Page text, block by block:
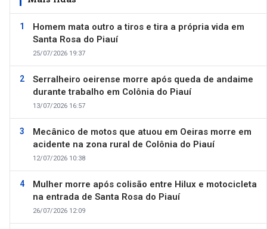
Homem mata outro a tiros e tira a própria vida em
Santa Rosa do Piauí
25/07/2026 19:37
Serralheiro oeirense morre após queda de andaime
durante trabalho em Colônia do Piauí
13/07/2026 16:57
Mecânico de motos que atuou em Oeiras morre em
acidente na zona rural de Colônia do Piauí
12/07/2026 10:38
Mulher morre após colisão entre Hilux e motocicleta
na entrada de Santa Rosa do Piauí
26/07/2026 12:09